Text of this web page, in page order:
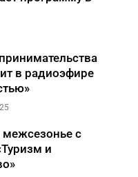
в радиоэфире
межсезонье с
и